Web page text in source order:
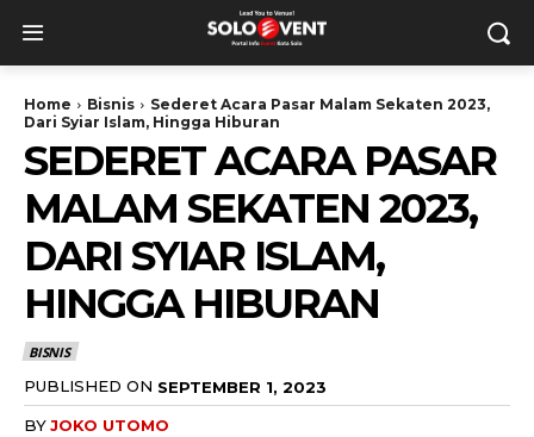
Home Bisnis
Sederet Acara Pasar Malam Sekaten 2023,
Dari Syiar Islam, Hingga Hiburan
SEDERET ACARA PASAR
MALAM SEKATEN 2023,
DARI SYIAR ISLAM,
HINGGA HIBURAN
BISNIS
PUBLISHED ON SEPTEMBER 1, 2023
BYJOKO UTOMO